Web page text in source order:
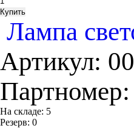
Лампа
Артикул:
На складе: 5
Резерв: 0